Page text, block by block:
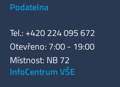
Podatelna
Tel.: +420 224 095 672
Otevřeno: 7:00 - 19:00
Místnost: NB 72
InfoCentrum VŠE